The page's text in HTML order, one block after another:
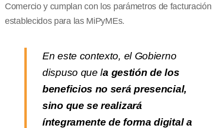
Comercio y cumplan con los parámetros de facturación
establecidos para las MiPyMEs.
En este contexto, el Gobierno
dispuso que la gestión de los
beneficios no será presencial,
sino que se realizará
íntegramente de forma digital a